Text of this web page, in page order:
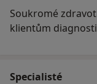
Soukromé
klientům
Specialisté